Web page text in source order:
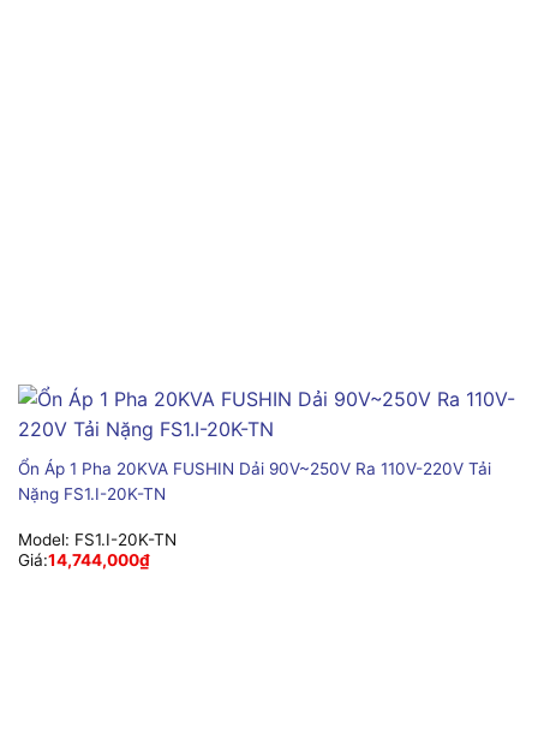
Ổn Áp 1 Pha 20KVA FUSHIN Dải 90V~250V Ra 110V-220V Tải
Nặng FS1.I-20K-TN
Model: FS1.I-20K-TN
Giá:14,744,000₫